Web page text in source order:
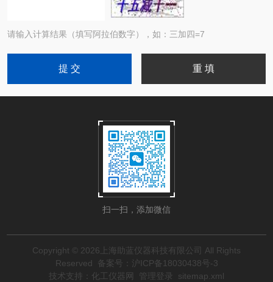
请输入计算结果（填写阿拉伯数字），如：三加四=7
扫一扫，添加微信
Copyright © 2026上海助蓝仪器科技有限公司 All Rights
Reserved
备案号：沪ICP备18030438号-3
技术支持： 化工仪器网 管理登录 sitemap.xml